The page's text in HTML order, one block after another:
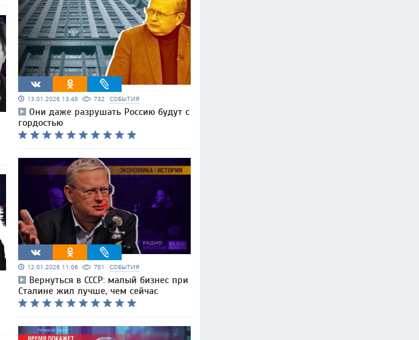
13.01.2026 13:48 732 СОБЫТИЯ
Они даже разрушать Россию будут с
гордостью
12.01.2026 11:06 781 СОБЫТИЯ
Вернуться в СССР: малый бизнес при
Сталине жил лучше, чем сейчас